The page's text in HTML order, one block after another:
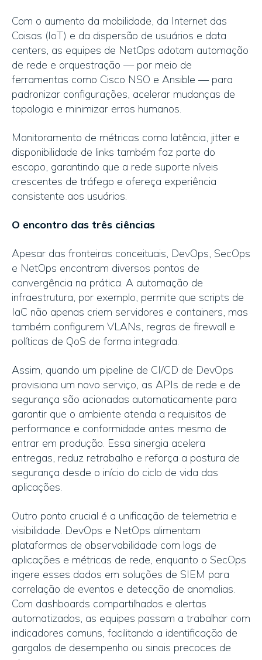
Com o aumento da mobilidade, da Internet das
Coisas (IoT) e da dispersão de usuários e data
centers, as equipes de NetOps adotam automação
de rede e orquestração — por meio de
ferramentas como Cisco NSO e Ansible — para
padronizar configurações, acelerar mudanças de
topologia e minimizar erros humanos.
Monitoramento de métricas como latência, jitter e
disponibilidade de links também faz parte do
escopo, garantindo que a rede suporte níveis
crescentes de tráfego e ofereça experiência
consistente aos usuários.
O encontro das três ciências
Apesar das fronteiras conceituais, DevOps, SecOps
e NetOps encontram diversos pontos de
convergência na prática. A automação de
infraestrutura, por exemplo, permite que scripts de
IaC não apenas criem servidores e containers, mas
também configurem VLANs, regras de firewall e
políticas de QoS de forma integrada.
Assim, quando um pipeline de CI/CD de DevOps
provisiona um novo serviço, as APIs de rede e de
segurança são acionadas automaticamente para
garantir que o ambiente atenda a requisitos de
performance e conformidade antes mesmo de
entrar em produção. Essa sinergia acelera
entregas, reduz retrabalho e reforça a postura de
segurança desde o início do ciclo de vida das
aplicações.
Outro ponto crucial é a unificação de telemetria e
visibilidade. DevOps e NetOps alimentam
plataformas de observabilidade com logs de
aplicações e métricas de rede, enquanto o SecOps
ingere esses dados em soluções de SIEM para
correlação de eventos e detecção de anomalias.
Com dashboards compartilhados e alertas
automatizados, as equipes passam a trabalhar com
indicadores comuns, facilitando a identificação de
gargalos de desempenho ou sinais precoces de